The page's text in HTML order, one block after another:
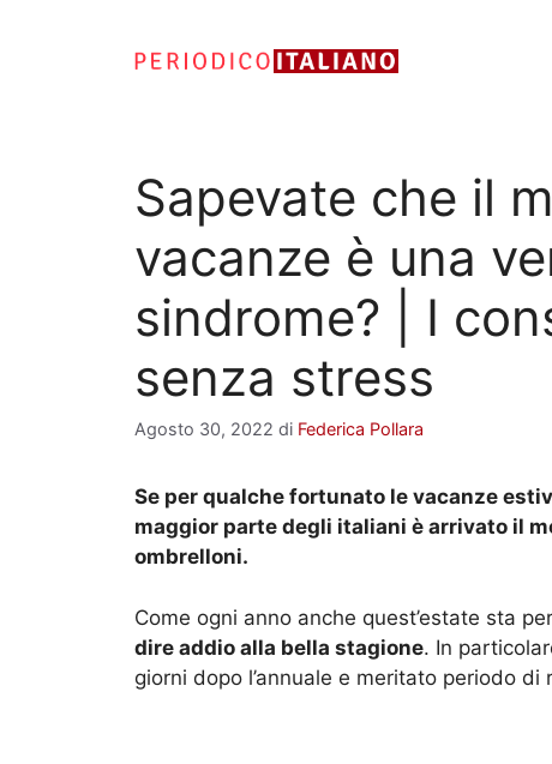
Sapevate che il
vacanze è una
sindrome? | I
senza stress
Agosto 30, 2022 di Federica Pollara
Se per qualche fortunato le vacanze
maggior parte degli italiani è arrivato il
ombrelloni.
Come ogni anno anche quest’estate sta
dire addio alla bella stagione. In
giorni dopo l’annuale e meritato periodo di